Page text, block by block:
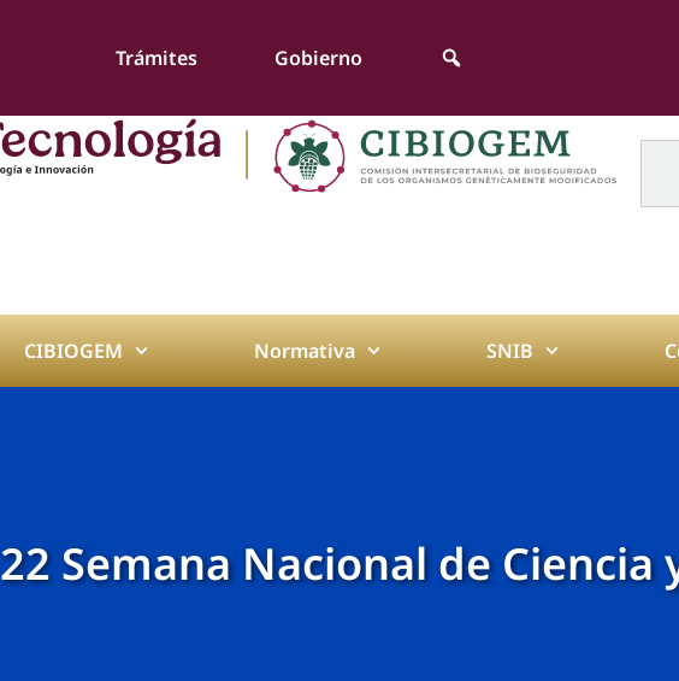
Trámites Gobierno
CIBIOGEM Normativa SNIB
22 Semana Nacional de Ciencia